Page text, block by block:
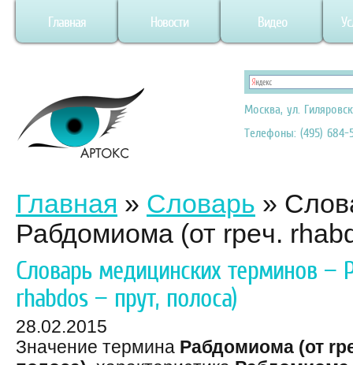
Главная Новости Видео
Москва, ул.
Телефоны: (495) 684-
Главная » Словарь »
Рабдомиома (от rpeч.
Словарь медицинских терминов —
rhabdos — прут, полоса)
28.02.2015
Значение термина Рабдомиома (от